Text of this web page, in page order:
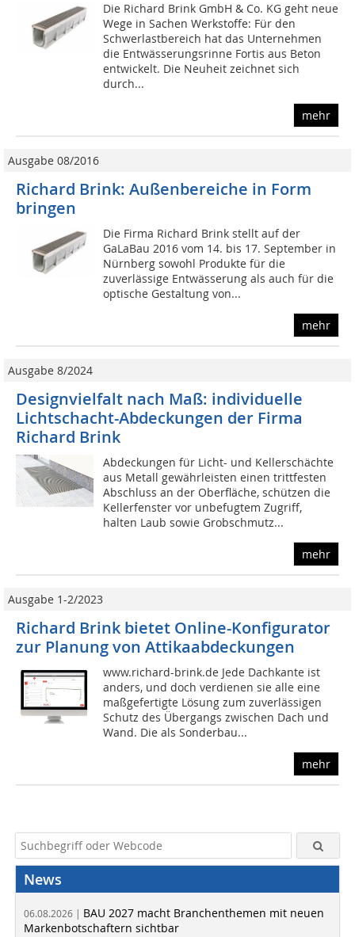
Die Richard Brink GmbH & Co. KG geht neue
Wege in Sachen Werkstoffe: Für den
Schwerlastbereich hat das Unternehmen
die Entwässerungsrinne Fortis aus Beton
entwickelt. Die Neuheit zeichnet sich
durch...
mehr
Ausgabe 08/2016
Richard Brink: Außenbereiche in Form
bringen
Die Firma Richard Brink stellt auf der
GaLaBau 2016 vom 14. bis 17. September in
Nürnberg sowohl Produkte für die
zuverlässige Entwässerung als auch für die
optische Gestaltung von...
mehr
Ausgabe 8/2024
Designvielfalt nach Maß: individuelle
Lichtschacht-Abdeckungen der Firma
Richard Brink
Abdeckungen für Licht- und Kellerschächte
aus Metall gewährleisten einen trittfesten
Abschluss an der Oberfläche, schützen die
Kellerfenster vor unbefugtem Zugriff,
halten Laub sowie Grobschmutz...
mehr
Ausgabe 1-2/2023
Richard Brink bietet Online-Konfigurator
zur Planung von Attikaabdeckungen
www.richard-brink.de Jede Dachkante ist
anders, und doch verdienen sie alle eine
maßgefertigte Lösung zum zuverlässigen
Schutz des Übergangs zwischen Dach und
Wand. Die als Sonderbau...
mehr
News
06.08.2026 | BAU 2027 macht Branchenthemen mit neuen
Markenbotschaftern sichtbar